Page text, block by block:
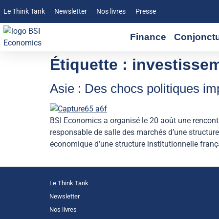
Le Think Tank Newsletter Nos livres Presse
Finance
Étiquette :
Asie : Des chocs politiques
BSI Economics a organisé le 20 août une
responsable de salle des marchés d’une
économique d’une structure institutionnelle
Le Think Tank
Newsletter
Nos livres